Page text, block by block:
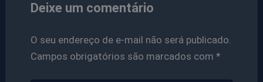
Deixe um comentário
O seu endereço de e-mail não será publicado.
Campos obrigatórios são marcados com *